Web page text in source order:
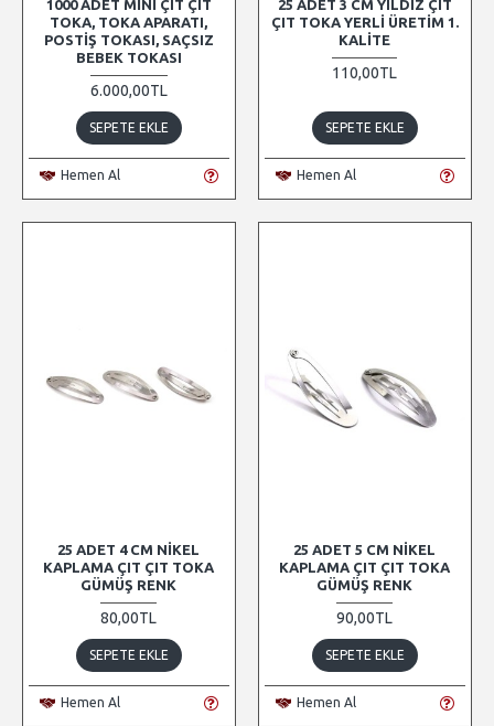
1000 ADET MINI ÇIT ÇIT
TOKA, TOKA APARATI,
POSTIŞ TOKASI, SAÇSIZ
BEBEK TOKASI
6.000,00TL
SEPETE EKLE
Hemen Al
25 ADET 3 CM YILDIZ ÇIT
ÇIT TOKA YERLI ÜRETIM 1.
KALITE
110,00TL
SEPETE EKLE
Hemen Al
25 ADET 4 CM NIKEL
KAPLAMA ÇIT ÇIT TOKA
GÜMÜŞ RENK
80,00TL
SEPETE EKLE
Hemen Al
25 ADET 5 CM NIKEL
KAPLAMA ÇIT ÇIT TOKA
GÜMÜŞ RENK
90,00TL
SEPETE EKLE
Hemen Al